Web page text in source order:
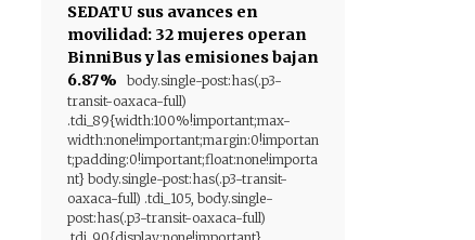
SEDATU sus avances en
movilidad: 32 mujeres operan
BinniBus y las emisiones bajan
6.87%
body.single-post:has(.p3-
transit-oaxaca-full)
.tdi_89{width:100%!important;max-
width:none!important;margin:0!importan
t;padding:0!important;float:none!importa
nt} body.single-post:has(.p3-transit-
oaxaca-full) .tdi_105, body.single-
post:has(.p3-transit-oaxaca-full)